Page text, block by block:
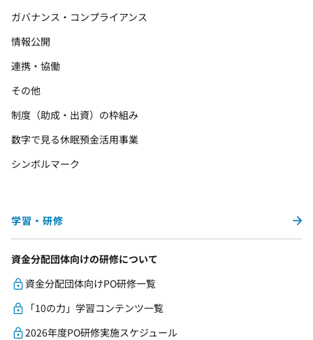
ガバナンス・コンプライアンス
情報公開
連携・協働
その他
制度（助成・出資）の枠組み
数字で見る休眠預金活用事業
シンボルマーク
学習・研修
資金分配団体向けの研修について
資金分配団体向けPO研修一覧
「10の力」学習コンテンツ一覧
2026年度PO研修実施スケジュール